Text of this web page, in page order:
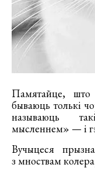
Памятайце,
бываюць толькі
называюць
мысленнем» — і
Вучыцеся
з мноствам